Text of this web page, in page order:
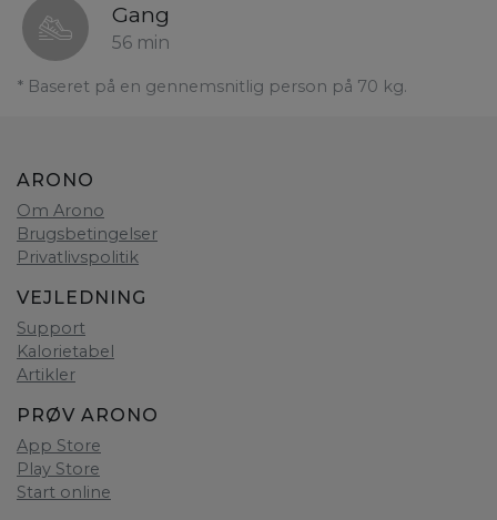
Gang
56 min
* Baseret på en gennemsnitlig person på 70 kg.
ARONO
Om Arono
Brugsbetingelser
Privatlivspolitik
VEJLEDNING
Support
Kalorietabel
Artikler
PRØV ARONO
App Store
Play Store
Start online